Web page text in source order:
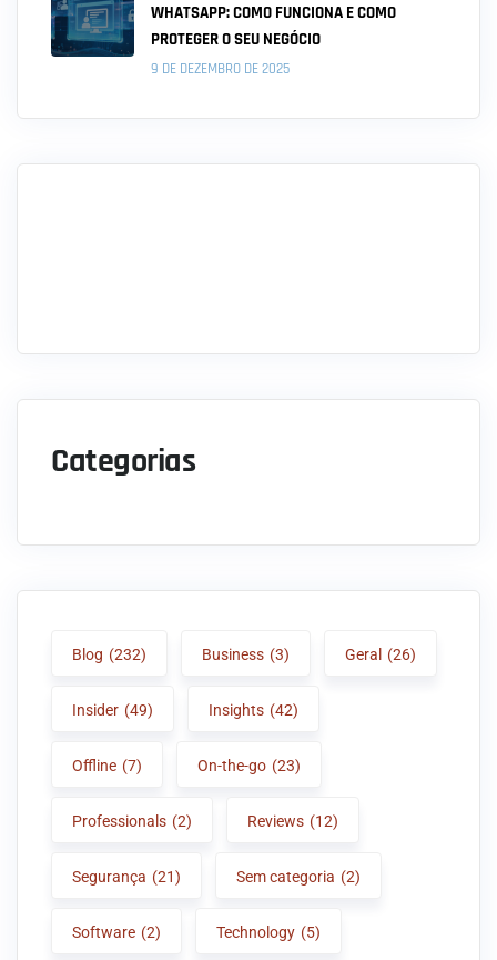
WHATSAPP: COMO FUNCIONA E COMO
PROTEGER O SEU NEGÓCIO
9 DE DEZEMBRO DE 2025
Categorias
Blog (232) Business (3) Geral (26)
Insider (49) Insights (42)
Offline (7) On-the-go (23)
Professionals (2) Reviews (12)
Segurança (21) Sem categoria (2)
Software (2) Technology (5)